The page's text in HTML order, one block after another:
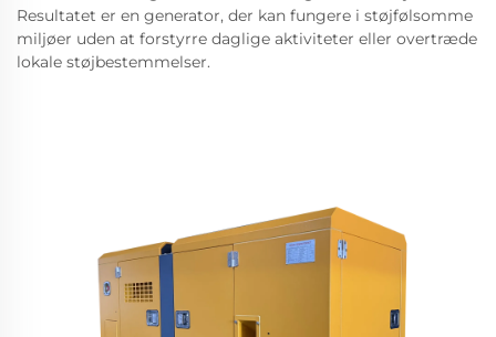
Resultatet er en generator, der kan fungere i støjfølsomme
miljøer uden at forstyrre daglige aktiviteter eller overtræde
lokale støjbestemmelser.